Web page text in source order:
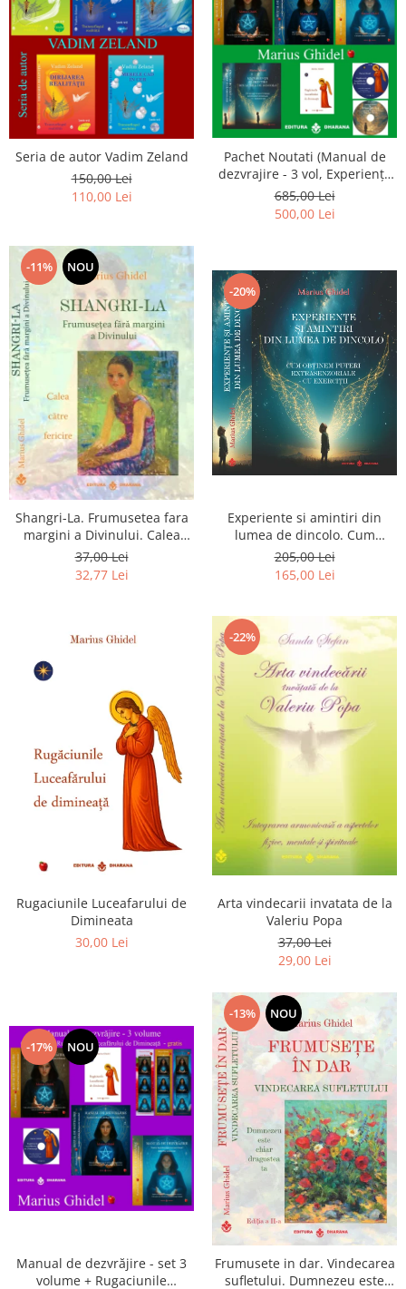
Seria de autor Vadim Zeland
150,00 Lei
110,00 Lei
Pachet Noutati (Manual de
dezvrajire - 3 vol, Experiențe
și amintiri, Rugăciunile
Luceafarului de dimineata) -
Marius Ghidel
685,00 Lei
500,00 Lei
-11% NOU
Shangri-La. Frumusetea fara
margini a Divinului. Calea
catre fericire
37,00 Lei
32,77 Lei
-20%
Experiente si amintiri din
lumea de dincolo. Cum
obtinem puteri
extrasenzoriale - cu exercitii
205,00 Lei
165,00 Lei
Rugaciunile Luceafarului de
Dimineata
30,00 Lei
-22%
Arta vindecarii invatata de la
Valeriu Popa
37,00 Lei
29,00 Lei
-17% NOU
Manual de dezvrăjire - set 3
volume + Rugaciunile
-13% NOU
Frumusete in dar. Vindecarea
sufletului. Dumnezeu este